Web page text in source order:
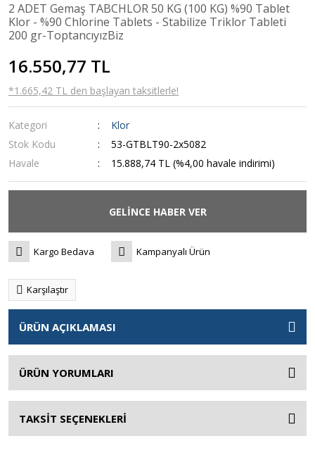
2 ADET Gemaş TABCHLOR 50 KG (100 KG) %90 Tablet
Klor - %90 Chlorine Tablets - Stabilize Triklor Tableti
200 gr-ToptancıyızBiz
16.550,77 TL
*1.665,42 TL den başlayan taksitlerle!
Kategori
Klor
Stok Kodu
53-GTBLT90-2x5082
Havale
15.888,74 TL (%4,00 havale indirimi)
GELİNCE HABER VER
Kargo Bedava Kampanyalı Ürün
Karşılaştır
ÜRÜN AÇIKLAMASI
ÜRÜN YORUMLARI
TAKSİT SEÇENEKLERİ